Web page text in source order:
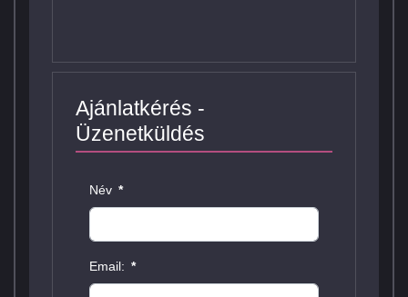
Ajánlatkérés -
Üzenetküldés
Név *
Email: *